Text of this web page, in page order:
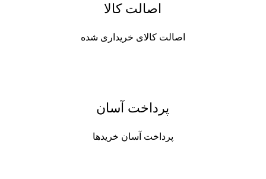
اصالت کالا
اصالت کالای خریداری شده
پرداخت آسان
پرداخت آسان خریدها